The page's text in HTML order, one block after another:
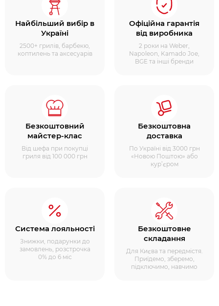
Найбільший вибір в
Україні
2500+ грилів, барбекю,
коптилень та аксесуарів
Офіційна гарантія
від виробника
2 роки на Weber,
Napoleon, Kamado Joe,
BGE та інші бренди
Безкоштовний
майстер-клас
Від шефа при покупці
гриля від 100 000 грн
Безкоштовна
доставка
По Україні від 3000 грн
«Новою Поштою» або
кур’єром
Система лояльності
Знижки, подарунки до
замовлень, розстрочка
0% до 6 міс
Безкоштовне
складання
Для Києва та передмістя.
Приїдемо, зберемо,
підключимо, навчимо